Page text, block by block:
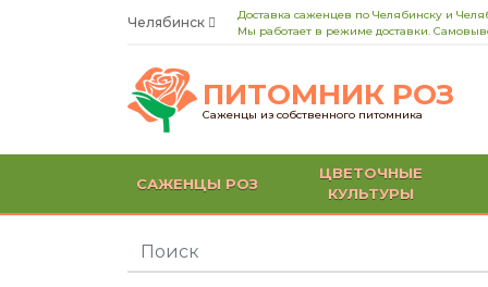
Челябинск
Доставка саженцев по Челябинску и
Мы работает в режиме доставки.
ПИТОМНИК РОЗ
Саженцы из собственного питомника
САЖЕНЦЫ РОЗ
ЦВЕТОЧНЫЕ
КУЛЬТУРЫ